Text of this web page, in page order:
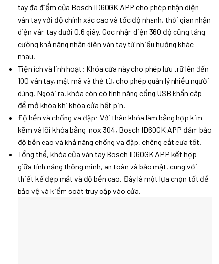
tay đa điểm của Bosch ID60GK APP cho phép nhận diện
vân tay với độ chính xác cao và tốc độ nhanh, thời gian nhận
diện vân tay dưới 0.6 giây. Góc nhận diện 360 độ cũng tăng
cường khả năng nhận diện vân tay từ nhiều hướng khác
nhau.
Tiện ích và linh hoạt: Khóa cửa này cho phép lưu trữ lên đến
100 vân tay, mật mã và thẻ từ, cho phép quản lý nhiều người
dùng. Ngoài ra, khóa còn có tính năng cổng USB khẩn cấp
để mở khóa khi khóa cửa hết pin.
Độ bền và chống va đập: Với thân khóa làm bằng hợp kim
kẽm và lõi khóa bằng inox 304, Bosch ID60GK APP đảm bảo
độ bền cao và khả năng chống va đập, chống cắt cưa tốt.
Tổng thể, khóa cửa vân tay Bosch ID60GK APP kết hợp
giữa tính năng thông minh, an toàn và bảo mật, cùng với
thiết kế đẹp mắt và độ bền cao. Đây là một lựa chọn tốt để
bảo vệ và kiểm soát truy cập vào cửa.